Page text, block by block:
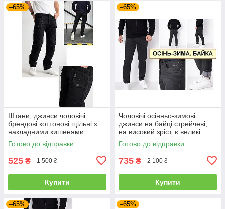
–65%
Штани, джинси чоловічі
брендові коттонові щільні з
накладними кишенями
"карго" MIGACH, Туреччина
Готово до відправки
525 ₴ 1 500 ₴
Купити
–65%
Чоловічі осінньо-зимові
джинси на байці стрейчеві,
на високий зріст, є великі
розміри VINGVGS, Туреччина
Готово до відправки
735 ₴ 2 100 ₴
Купити
–65% –65%